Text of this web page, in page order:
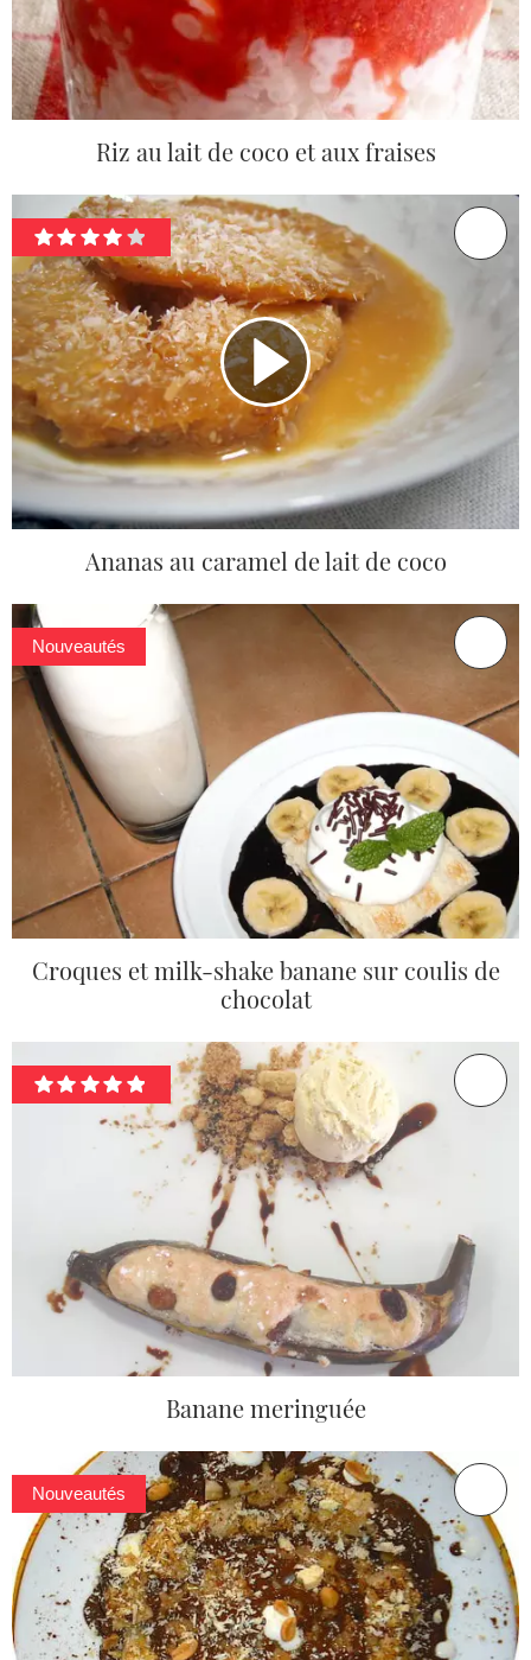
Riz au lait de coco et aux fraises
Ananas au caramel de lait de coco
Nouveautés
Croques et milk-shake banane sur coulis de
chocolat
Banane meringuée
Nouveautés